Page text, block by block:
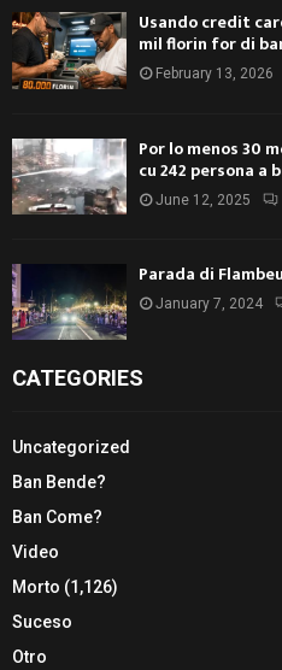
Usando credit
mil florin for di
February 13, 2026
Por lo menos 30
cu 242 persona a
June 12, 2025
Parada di
January 7, 2024
CATEGORIES
Uncategorized
Ban Bende?
Ban Come?
Video
Morto (1,126)
Suceso
Otro